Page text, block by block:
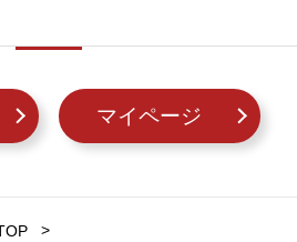
マイページ